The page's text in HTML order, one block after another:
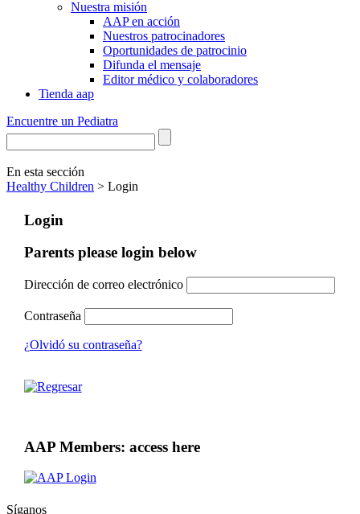
Nuestra misión
AAP en acción
Nuestros patrocinadores
Oportunidades de patrocinio
Difunda el mensaje
Editor médico y colaboradores
Tienda aap
Encuentre un Pediatra
En esta sección
Healthy Children > Login
Login
Parents please login below
Dirección de correo electrónico
Contraseña
¿Olvidó su contraseña?
AAP Members: access here
Síganos